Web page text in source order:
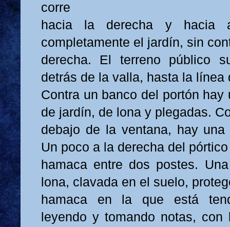
corre
hacia la derecha y hacia
completamente el jardín, sin
derecha. El terreno público
detrás de la valla, hasta la línea
Contra un banco del portón
de jardín, de lona y plegadas.
debajo de la ventana, hay
Un poco a la derecha del
hamaca entre dos postes.
lona, clavada en el suelo,
hamaca en la que está
leyendo y tomando notas,